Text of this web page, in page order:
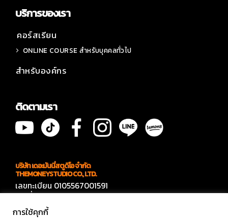
บริษัท เดอะมันนี่สตูดิโอ จำกัด
THEMONEYSTUDIO CO., LTD.
เลขทะเบียน 0105567001591
เลขที่ 566 ซอยบางบอน 4 ซอย 7
แขวงบางบอนเหนือ เขตบางบอน กทม 10150
บริการของเรา
คอร์สเรียน
ONLINE COURSE สำหรับบุคคลทั่วไป
สำหรับองค์กร
ติดตามเรา
การใช้คุกกี้